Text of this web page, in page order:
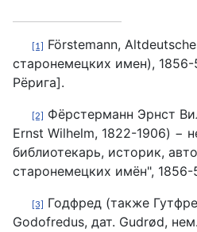
[1]
Förstemann,
старонемецких имен),
Рёрига].
[2]
Фёрстерманн Эрнст
Ernst Wilhelm, 1822-1906) −
библиотекарь, историк,
старонемецких имён", 1856-
[3]
Годфред (также
Godofredus, дат. Gudrød,